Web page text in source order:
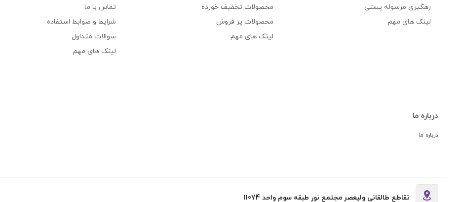
رهگیری مرسوله پستی
لینک های مهم
محصولات تخفیف خورده
محصولات پر فروش
لینک های مهم
تماس با ما
شرایط و ضوابط استفاده
سوالات متداول
لینک های مهم
درباره ما
درباره ما
تقاطع طالقانی ولیعصر مجتمع نور طبقه سوم واحد 11074